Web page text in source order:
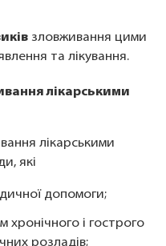
зловживання цими
та лікування.
лікарськими
лікарськими
які
допомоги;
хронічного і гострого
розладів;